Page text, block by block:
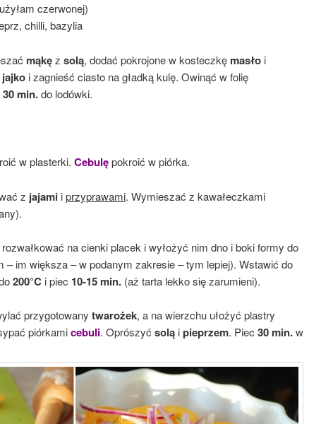
czerwonej)
chilli, bazylia
mąkęz solą, dodać pokrojone w kosteczkęmasłoi
jajkoi zagnieść ciasto na gładką kulę. Owinąć w folię
30 min.do lodówki.
w plasterki. Cebulępokroić w piórka.
z jajamiiprzyprawami. Wymieszać z kawałeczkami
na cienki placek i wyłożyć nim dno i boki formy do
– im większa – w podanym zakresie – tym lepiej). Wstawić do
200°Ci piec 10-15 min.(aż tarta lekko się zarumieni).
przygotowany twarożek, a na wierzchu ułożyć plastry
piórkamicebuli. Oprószyć soląipieprzem. Piec 30 min.w